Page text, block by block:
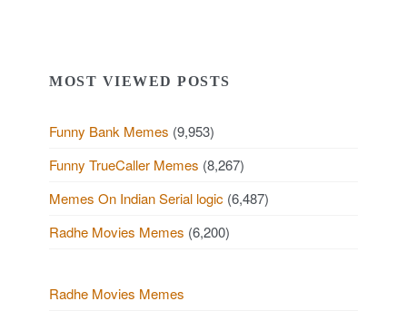
v
o
MOST VIEWED POSTS
Funny Bank Memes (9,953)
Funny TrueCaller Memes (8,267)
Memes On Indian Serial logic (6,487)
Radhe Movies Memes (6,200)
Radhe Movies Memes